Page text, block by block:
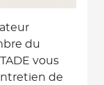
du
vous
de